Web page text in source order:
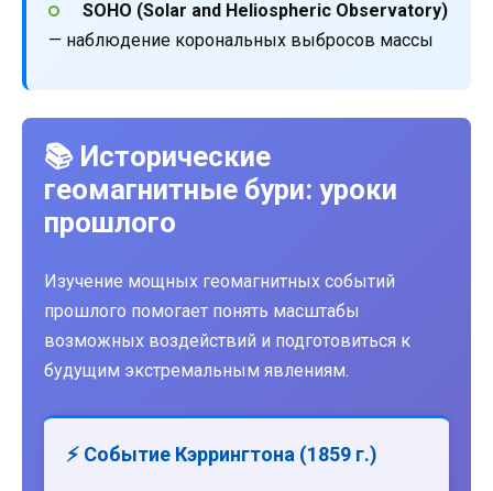
SOHO (Solar and Heliospheric Observatory)
— наблюдение корональных выбросов массы
📚 Исторические
геомагнитные бури: уроки
прошлого
Изучение мощных геомагнитных событий
прошлого помогает понять масштабы
возможных воздействий и подготовиться к
будущим экстремальным явлениям.
⚡ Событие Кэррингтона (1859 г.)